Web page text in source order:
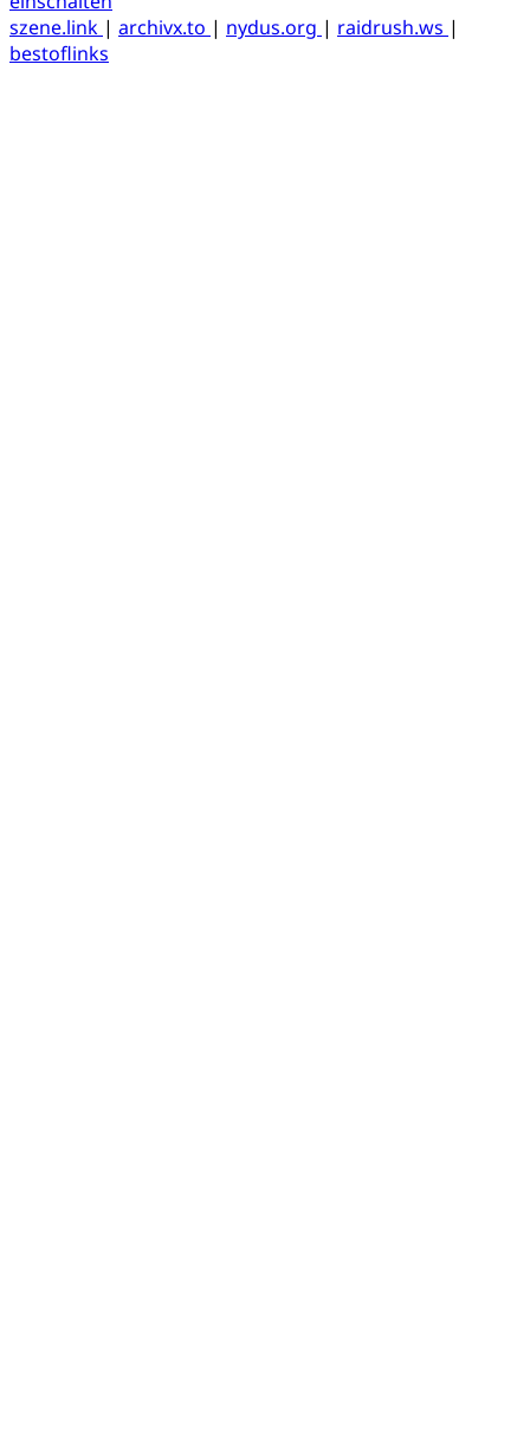
szene.link | archivx.to | nydus.org | raidrush.ws |
bestoflinks